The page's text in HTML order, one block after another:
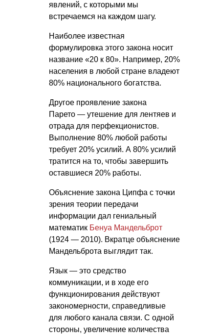
явлений, с которыми мы
встречаемся на каждом шагу.
Наиболее известная
формулировка этого закона носит
название «20 к 80». Например, 20%
населения в любой стране владеют
80% национального богатства.
Другое проявление закона
Парето — утешение для лентяев и
отрада для перфекционистов.
Выполнение 80% любой работы
требует 20% усилий. А 80% усилий
тратится на то, чтобы завершить
оставшиеся 20% работы.
Объяснение закона Ципфа с точки
зрения теории передачи
информации дал гениальный
математик Бенуа Мандельброт
(1924 — 2010). Вкратце объяснение
Мандельброта выглядит так.
Язык — это средство
коммуникации, и в ходе его
функционирования действуют
закономерности, справедливые
для любого канала связи. С одной
стороны, увеличение количества